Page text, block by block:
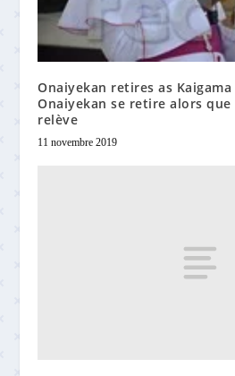
Onaiyekan retires as
Onaiyekan se retire alors que
relève
11 novembre 2019